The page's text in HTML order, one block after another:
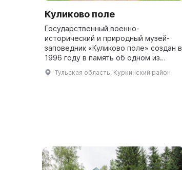
Куликово поле
Государственный военно-
исторический и природный музей-
заповедник «Куликово поле» создан в
1996 году в память об одном из
величайших сражений средневековья
– Куликовской битве. Победа на
Тульская область, Куркинский район